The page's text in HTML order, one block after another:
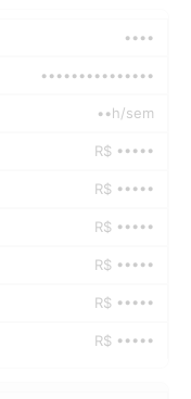
••••
•••••••••••••••
••h/sem
R$ •••••
R$ •••••
R$ •••••
R$ •••••
R$ •••••
R$ •••••